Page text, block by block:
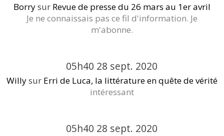
Borrysur Revue de presse du 26 mars au 1er avril
Je ne connaissais pas ce fil d'information. Je
m'abonne.
05h40 28 sept. 2020
Willysur Erri de Luca, la littérature en quête de vérité
intéressant
05h40 28 sept. 2020